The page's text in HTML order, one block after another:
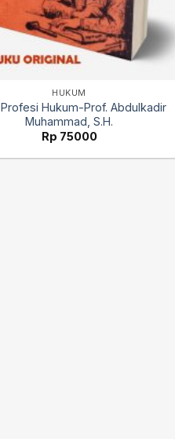
HUKUM
Hukum-Prof. Abdulkadir
Muhammad, S.H.
Rp 75000